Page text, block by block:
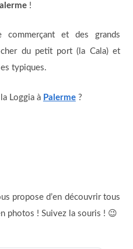
!
et des grands
du petit port (la Cala) et
typiques.
Loggia à Palerme?
propose d’en découvrir tous
photos ! Suivez la souris ! 😉